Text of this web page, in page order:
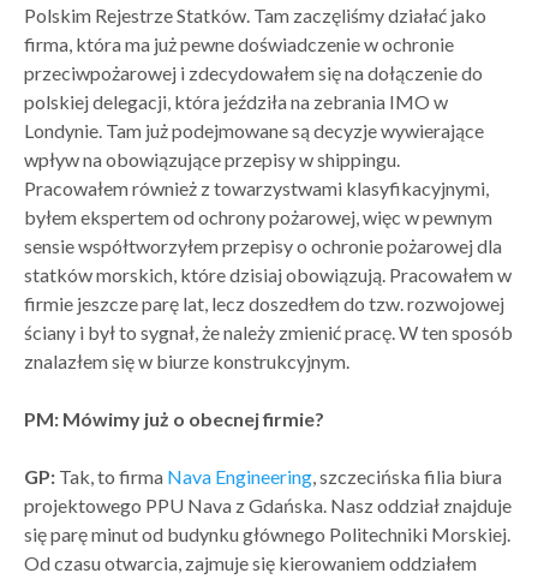
Polskim Rejestrze Statków. Tam zaczęliśmy działać jako
firma, która ma już pewne doświadczenie w ochronie
przeciwpożarowej i zdecydowałem się na dołączenie do
polskiej delegacji, która jeździła na zebrania IMO w
Londynie. Tam już podejmowane są decyzje wywierające
wpływ na obowiązujące przepisy w shippingu.
Pracowałem również z towarzystwami klasyfikacyjnymi,
byłem ekspertem od ochrony pożarowej, więc w pewnym
sensie współtworzyłem przepisy o ochronie pożarowej dla
statków morskich, które dzisiaj obowiązują. Pracowałem w
firmie jeszcze parę lat, lecz doszedłem do tzw. rozwojowej
ściany i był to sygnał, że należy zmienić pracę. W ten sposób
znalazłem się w biurze konstrukcyjnym.
PM: Mówimy już o obecnej firmie?
GP: Tak, to firma Nava Engineering, szczecińska filia biura
projektowego PPU Nava z Gdańska. Nasz oddział znajduje
się parę minut od budynku głównego Politechniki Morskiej.
Od czasu otwarcia, zajmuje się kierowaniem oddziałem